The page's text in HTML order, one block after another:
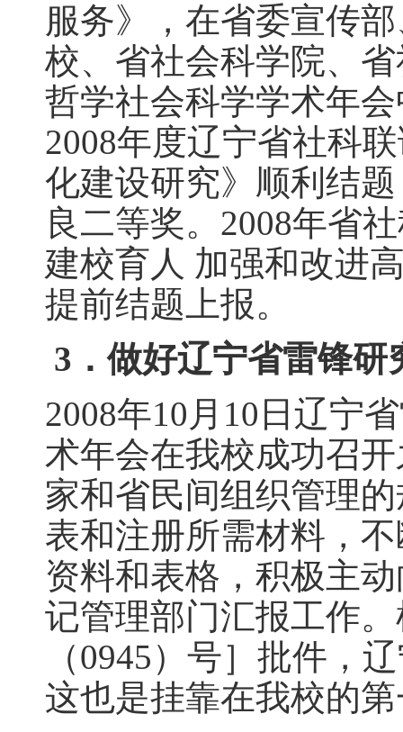
服务》，在省委宣传
校、省社会科学院、
哲学社会科学学术年
2008年度辽宁省社科
化建设研究》顺利结
良二等奖。2008年省
建校育人 加强和改进
提前结题上报。
3．做好辽宁省雷锋研
2008年10月10日辽宁
术年会在我校成功召
家和省民间组织管理
表和注册所需材料，
资料和表格，积极主
记管理部门汇报工作
（0945）号］批件，
这也是挂靠在我校的